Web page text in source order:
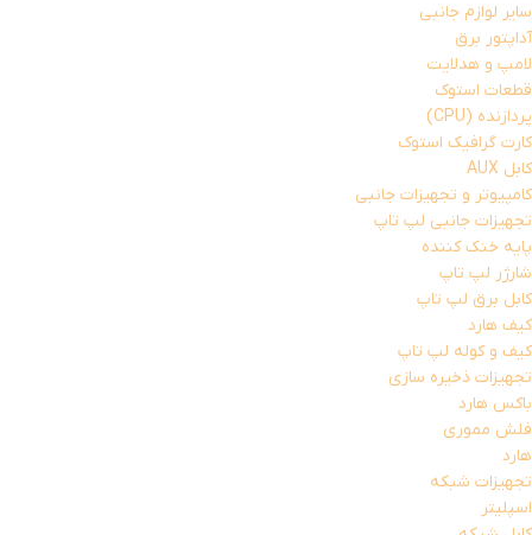
سایر لوازم جانبی
آداپتور برق
لامپ و هدلایت
قطعات استوک
پردازنده (CPU)
کارت گرافیک استوک
کابل AUX
کامپیوتر و تجهیزات جانبی
تجهیزات جانبی لپ تاپ
پایه خنک کننده
شارژر لپ تاپ
کابل برق لپ تاپ
کیف هارد
کیف و کوله لپ تاپ
تجهیزات ذخیره سازی
باکس هارد
فلش مموری
هارد
تجهیزات شبکه
اسپلیتر